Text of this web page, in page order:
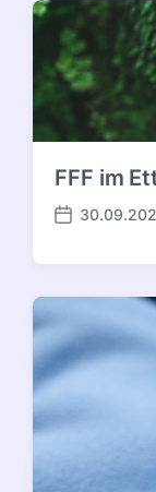
FFF im